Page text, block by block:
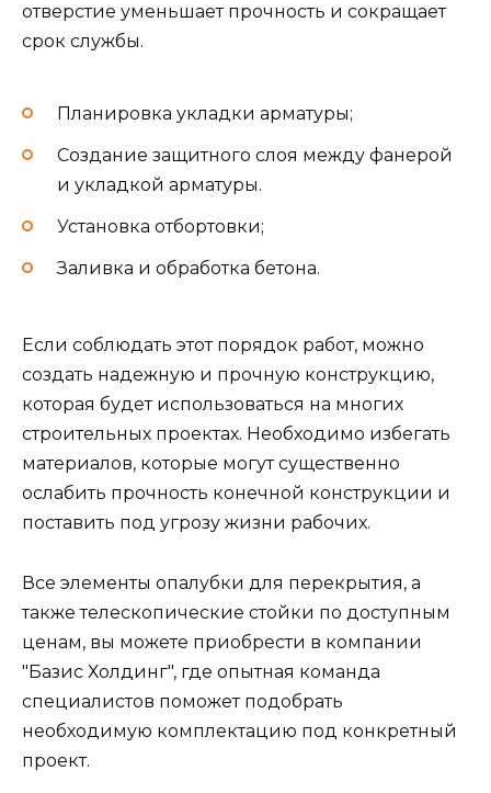
отверстие уменьшает прочность и сокращает
срок службы.
Планировка укладки арматуры;
Создание защитного слоя между фанерой
и укладкой арматуры.
Установка отбортовки;
Заливка и обработка бетона.
Если соблюдать этот порядок работ, можно
создать надежную и прочную конструкцию,
которая будет использоваться на многих
строительных проектах. Необходимо избегать
материалов, которые могут существенно
ослабить прочность конечной конструкции и
поставить под угрозу жизни рабочих.
Все элементы опалубки для перекрытия, а
также телескопические стойки по доступным
ценам, вы можете приобрести в компании
"Базис Холдинг", где опытная команда
специалистов поможет подобрать
необходимую комплектацию под конкретный
проект.